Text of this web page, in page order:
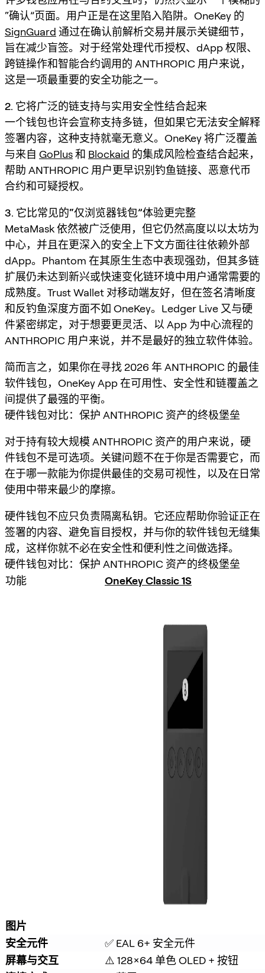
“确认”页面。用户正是在这里陷入陷阱。OneKey 的
SignGuard 通过在确认前解析交易并展示关键细节，
旨在减少盲签。对于经常处理代币授权、dApp 权限、
跨链操作和智能合约调用的 ANTHROPIC 用户来说，
这是一项最重要的安全功能之一。
2. 它将广泛的链支持与实用安全性结合起来
一个钱包也许会宣称支持多链，但如果它无法安全解释
签署内容，这种支持就毫无意义。OneKey 将广泛覆盖
与来自 GoPlus和 Blockaid 的集成风险检查结合起来，
帮助 ANTHROPIC 用户更早识别钓鱼链接、恶意代币
合约和可疑授权。
3. 它比常见的“仅浏览器钱包”体验更完整
MetaMask 依然被广泛使用，但它仍然高度以以太坊为
中心，并且在更深入的安全上下文方面往往依赖外部
dApp。Phantom 在其原生生态中表现强劲，但其多链
扩展仍未达到新兴或快速变化链环境中用户通常需要的
成熟度。Trust Wallet 对移动端友好，但在签名清晰度
和反钓鱼深度方面不如 OneKey。Ledger Live 又与硬
件紧密绑定，对于想要更灵活、以 App 为中心流程的
ANTHROPIC 用户来说，并不是最好的独立软件体验。
简而言之，如果你在寻找 2026 年 ANTHROPIC 的最佳
软件钱包，OneKey App 在可用性、安全性和链覆盖之
间提供了最强的平衡。
硬件钱包对比：保护 ANTHROPIC 资产的终极堡垒
对于持有较大规模 ANTHROPIC 资产的用户来说，硬
件钱包不是可选项。关键问题不在于你是否需要它，而
在于哪一款能为你提供最佳的交易可视性，以及在日常
使用中带来最少的摩擦。
硬件钱包不应只负责隔离私钥。它还应帮助你验证正在
签署的内容、避免盲目授权，并与你的软件钱包无缝集
成，这样你就不必在安全性和便利性之间做选择。
硬件钱包对比：保护 ANTHROPIC 资产的终极堡垒
功能
OneKey Classic 1S
图片
安全元件
✅ EAL 6+ 安全元件
屏幕与交互
⚠️ 128×64 单色 OLED + 按钮